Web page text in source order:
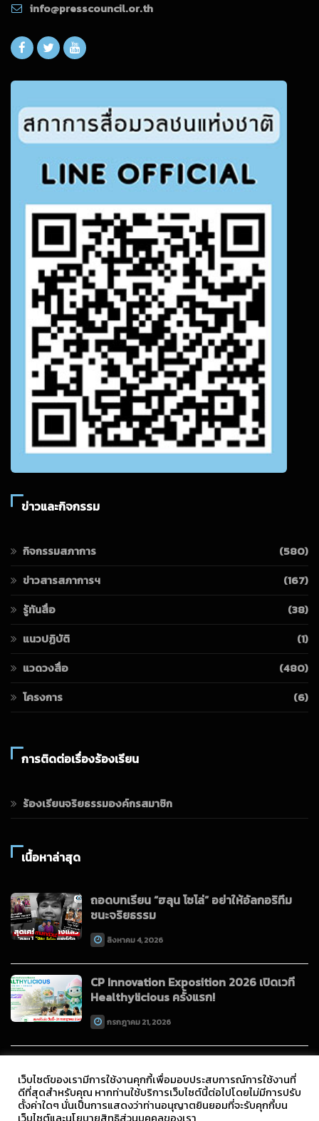
info@presscouncil.or.th
ข่าวและกิจกรรม
กิจกรรมสภาการ
(580)
ข่าวสารสภาการฯ
(167)
รู้ทันสื่อ
(38)
แนวปฏิบัติ
(1)
แวดวงสื่อ
(480)
โครงการ
(6)
การติดต่อเรื่องร้องเรียน
ร้องเรียนจริยธรรมองค์กรสมาชิก
เนื้อหาล่าสุด
ถอดบทเรียน “ฮลุน โซโล่” อย่าให้อัลกอริทึม
ชนะจริยธรรม
สิงหาคม 4, 2026
CP Innovation Exposition 2026 เปิดเวที
Healthylicious ครั้งแรก!
กรกฎาคม 21, 2026
เว็บไซต์ของเรามีการใช้งานคุกกี้เพื่อมอบประสบการณ์การใช้งานที่
ดีที่สุดสำหรับคุณ หากท่านใช้บริการเว็บไซต์นี้ต่อไปโดยไม่มีการปรับ
ตั้งค่าใดๆ นั่นเป็นการแสดงว่าท่านอนุญาตยินยอมที่จะรับคุกกี้บน